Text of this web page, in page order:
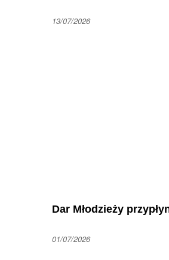
13/07/2026
Dar Młodzieży
01/07/2026